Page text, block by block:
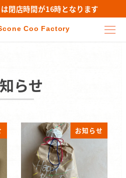
閉店時間が16時となります
らせ
お知らせ